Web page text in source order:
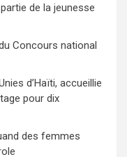
de la jeunesse
Concours national
d’Haïti, accueillie
pour dix
des femmes